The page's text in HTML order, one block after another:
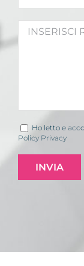
Ho letto e
Policy Privacy